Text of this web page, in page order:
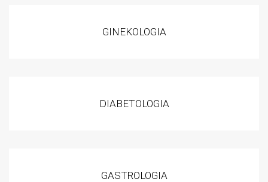
GINEKOLOGIA
DIABETOLOGIA
GASTROLOGIA